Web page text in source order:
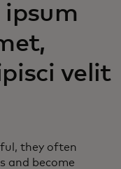
velit
they often
and become